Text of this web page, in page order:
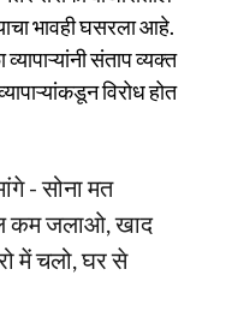
भावही घसरला आहे.
संताप व्यक्त
विरोध होत
- सोना मत
कम जलाओ, खाद
में चलो, घर से